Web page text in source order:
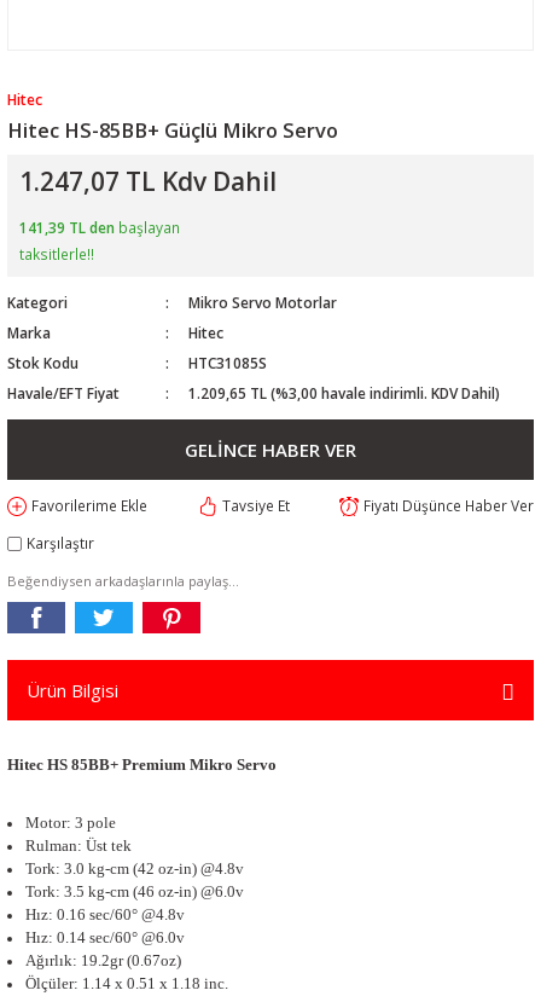
Hitec
Hitec HS-85BB+ Güçlü Mikro Servo
1.247,07 TL Kdv Dahil
141,39 TL den başlayan
taksitlerle!!
Kategori
Mikro Servo Motorlar
Marka
Hitec
Stok Kodu
HTC31085S
Havale/EFT Fiyat
1.209,65 TL (%3,00 havale indirimli. KDV Dahil)
GELİNCE HABER VER
Tavsiye Et
Fiyatı Düşünce Haber Ver
Karşılaştır
Beğendiysen arkadaşlarınla paylaş...
Ürün Bilgisi
Hitec HS 85BB+ Premium Mikro Servo
Motor: 3 pole
Rulman: Üst tek
Tork: 3.0 kg-cm (42 oz-in) @4.8v
Tork: 3.5 kg-cm (46 oz-in) @6.0v
Hız: 0.16 sec/60° @4.8v
Hız: 0.14 sec/60° @6.0v
Ağırlık: 19.2gr (0.67oz)
Ölçüler: 1.14 x 0.51 x 1.18 inc.